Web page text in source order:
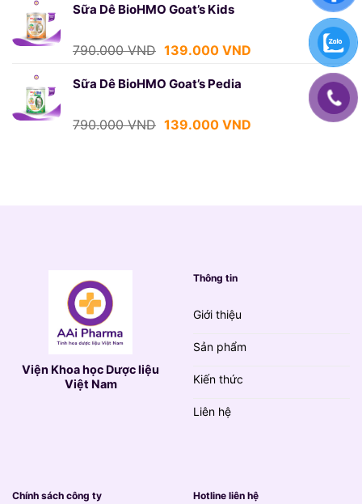
là:
139.000 VND.
Sữa Dê BioHMO Goat’s Kids
790.000VND Giá
là:
139.000 VNDGiá
139.000 VND.
Sữa Dê BioHMO Goat’s Pedia
790.000VND Giá
139.000 VNDGiá
Viện Khoa học Dược liệu
Việt Nam
Thông tin
Giới thiệu
Sản phẩm
Kiến thức
Liên hệ
Chính sách công ty Hotline liên hệ